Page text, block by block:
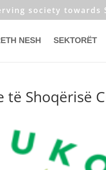
society towards
NESH SEKTORËT
Shoqërisë